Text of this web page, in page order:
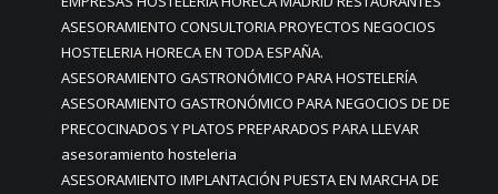
ASESORAMIENTO CONSULTORIA PROYECTOS NEGOCIOS
HOSTELERIA HORECA EN TODA ESPAÑA.
ASESORAMIENTO GASTRONÓMICO PARA HOSTELERÍA
ASESORAMIENTO GASTRONÓMICO PARA NEGOCIOS DE DE
PRECOCINADOS Y PLATOS PREPARADOS PARA LLEVAR
asesoramiento hosteleria
ASESORAMIENTO IMPLANTACIÓN PUESTA EN MARCHA DE